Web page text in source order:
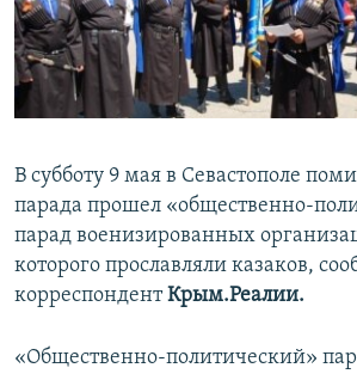
ПОБЕДИТЕЛЕЙ НЕ СУДЯТ?
КРЫМ.НЕПОКОРЕННЫЙ
ELIFBE
ПРИСОЕДИНЯЙТЕСЬ!
Все сайты RFE/RL
В субботу 9 мая в Севастополе
парада прошел «общественно-
парад военизированных
которого прославляли казаков,
корреспондентКрым.Реалии.
«Общественно-политический»